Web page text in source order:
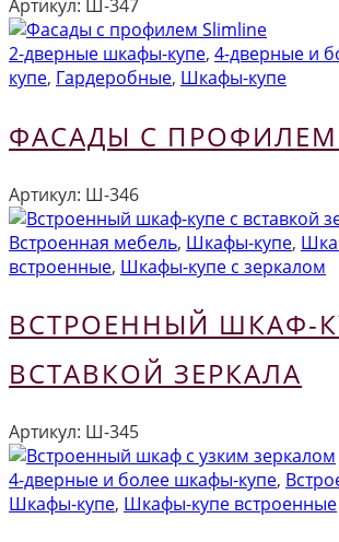
Артикул: Ш-347
2-дверные шкафы-купе, 4-дверные и
купе, Гардеробные, Шкафы-купе
ФАСАДЫ С ПРОФИЛЕМ
Артикул: Ш-346
Встроенная мебель, Шкафы-купе,
встроенные, Шкафы-купе с зеркалом
ВСТРОЕННЫЙ ШКАФ-
ВСТАВКОЙ ЗЕРКАЛА
Артикул: Ш-345
4-дверные и более шкафы-купе,
Шкафы-купе, Шкафы-купе встроенные